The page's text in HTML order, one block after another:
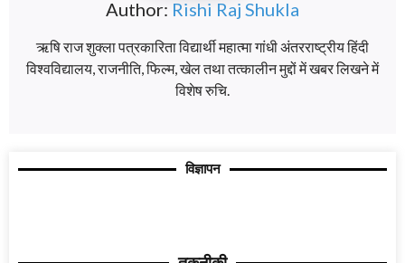
Author: Rishi Raj Shukla
ऋषि राज शुक्ला पत्रकारिता विद्यार्थी महात्मा गांधी अंतरराष्ट्रीय हिंदी
विश्वविद्यालय, राजनीति, फिल्म, खेल तथा तत्कालीन मुद्दों में खबर लिखने में
विशेष रुचि.
विज्ञापन